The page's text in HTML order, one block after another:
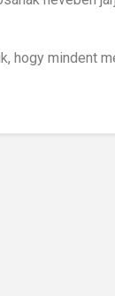
hogy mindent